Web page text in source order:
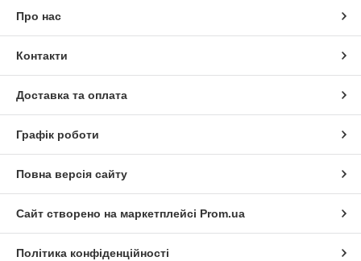
Про нас
Контакти
Доставка та оплата
Графік роботи
Повна версія сайту
Сайт створено на маркетплейсі Prom.ua
Політика конфіденційності